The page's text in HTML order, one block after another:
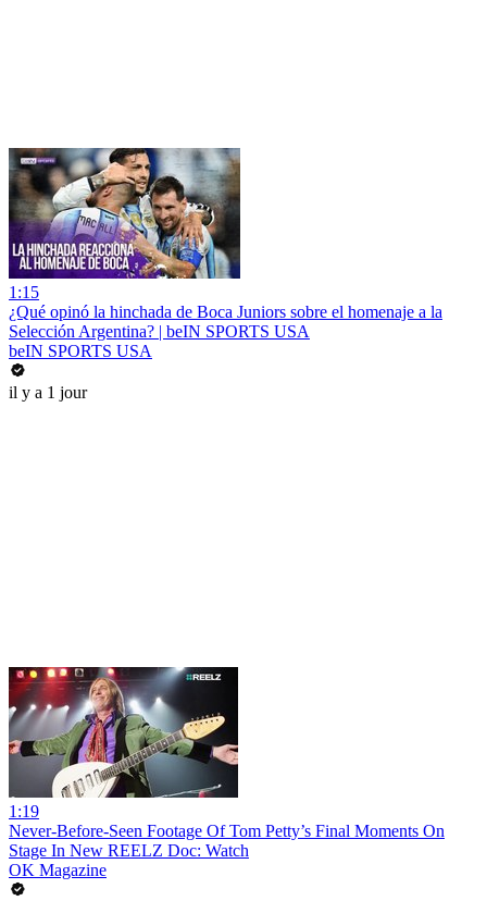
1:15
¿Qué opinó la hinchada de Boca Juniors sobre el homenaje a la
Selección Argentina? | beIN SPORTS USA
beIN SPORTS USA
il y a 1 jour
1:19
Never-Before-Seen Footage Of Tom Petty’s Final Moments On
Stage In New REELZ Doc: Watch
OK Magazine